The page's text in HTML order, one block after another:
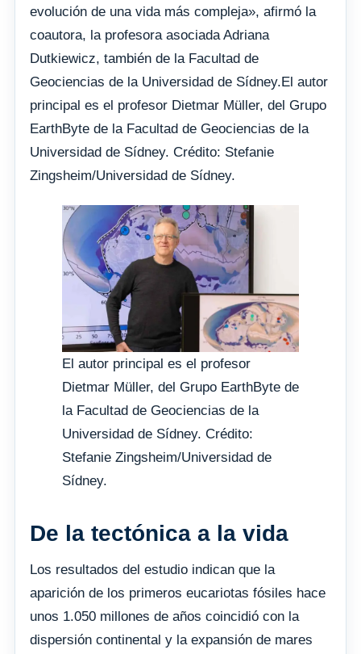
evolución de una vida más compleja», afirmó la
coautora, la profesora asociada Adriana
Dutkiewicz, también de la Facultad de
Geociencias de la Universidad de Sídney.El autor
principal es el profesor Dietmar Müller, del Grupo
EarthByte de la Facultad de Geociencias de la
Universidad de Sídney. Crédito: Stefanie
Zingsheim/Universidad de Sídney.
El autor principal es el profesor
Dietmar Müller, del Grupo EarthByte de
la Facultad de Geociencias de la
Universidad de Sídney. Crédito:
Stefanie Zingsheim/Universidad de
Sídney.
De la tectónica a la vida
Los resultados del estudio indican que la
aparición de los primeros eucariotas fósiles hace
unos 1.050 millones de años coincidió con la
dispersión continental y la expansión de mares